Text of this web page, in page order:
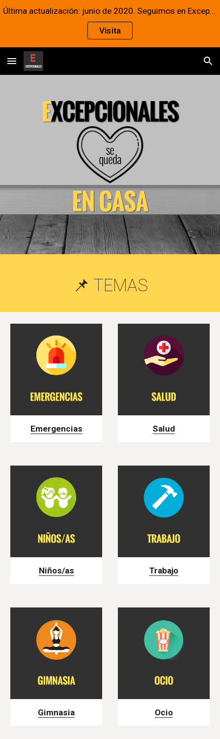
Skip to navigation
Última actualización: junio de 2020. Seguimos en Excepcionales
Visita
📌 TEMAS
Emergencias Salud
Niños/as Trabajo
Gimnasia Ocio